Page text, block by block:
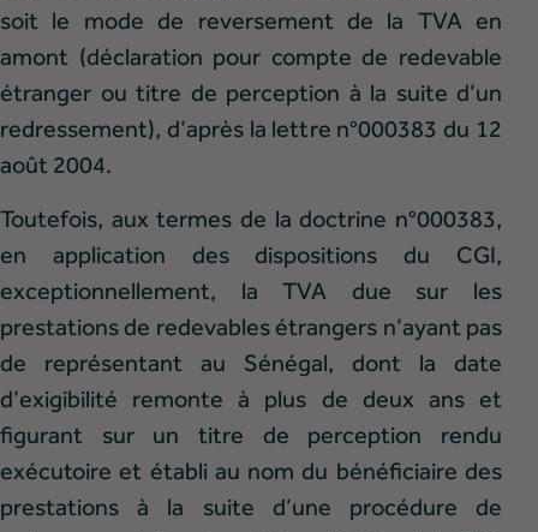
soit le mode de reversement de la TVA en
amont (déclaration pour compte de redevable
étranger ou titre de perception à la suite d’un
redressement), d’après la lettre n°000383 du 12
août 2004.
Toutefois, aux termes de la doctrine n°000383,
en application des dispositions du CGI,
exceptionnellement, la TVA due sur les
prestations de redevables étrangers n’ayant pas
de représentant au Sénégal, dont la date
d’exigibilité remonte à plus de deux ans et
figurant sur un titre de perception rendu
exécutoire et établi au nom du bénéficiaire des
prestations à la suite d’une procédure de